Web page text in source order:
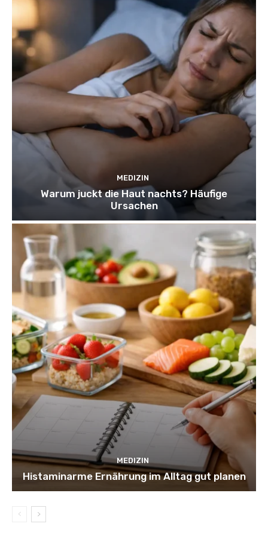
MEDIZIN
Warum juckt die Haut nachts? Häufige
Ursachen
MEDIZIN
Histaminarme Ernährung im Alltag gut planen